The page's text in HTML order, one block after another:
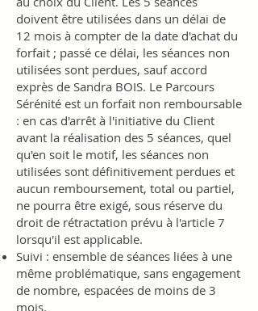
doivent être utilisées dans un délai de
12 mois à compter de la date d'achat du
forfait ; passé ce délai, les séances non
utilisées sont perdues, sauf accord
exprès de Sandra BOIS. Le Parcours
Sérénité est un forfait non remboursable
: en cas d'arrêt à l'initiative du Client
avant la réalisation des 5 séances, quel
qu'en soit le motif, les séances non
utilisées sont définitivement perdues et
aucun remboursement, total ou partiel,
ne pourra être exigé, sous réserve du
droit de rétractation prévu à l'article 7
lorsqu'il est applicable.
Suivi : ensemble de séances liées à une
même problématique, sans engagement
de nombre, espacées de moins de 3
mois.